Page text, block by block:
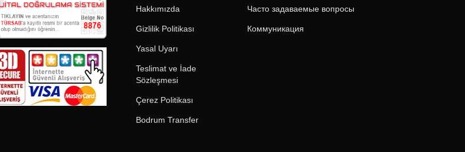
Hakkımızda
Gizlilik Politikası
Yasal Uyarı
Teslimat ve İade
Sözleşmesi
Çerez Politikası
Bodrum Transfer
Часто задаваемые вопросы
Коммуникация